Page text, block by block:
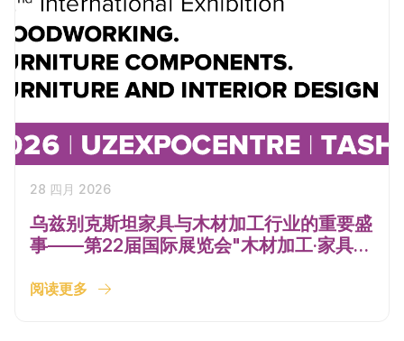
28 四月 2026
乌兹别克斯坦家具与木材加工行业的重要盛
事——第22届国际展览会"木材加工·家具配
MebelExpo Uzbekistan 2026
阅读更多